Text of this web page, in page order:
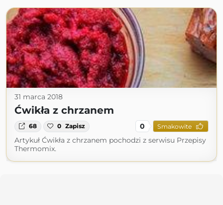
31 marca 2018
Ćwikła z chrzanem
68 0 Zapisz 0 Smakowite
Artykuł Ćwikła z chrzanem pochodzi z serwisu Przepisy
Thermomix.